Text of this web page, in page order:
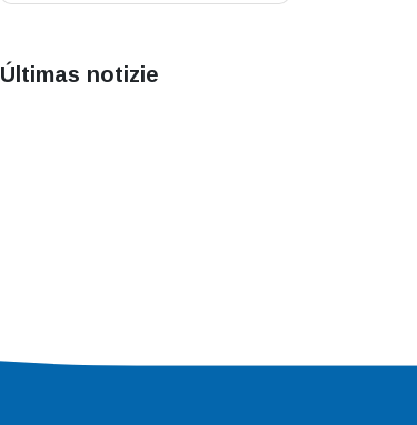
Últimas notizie